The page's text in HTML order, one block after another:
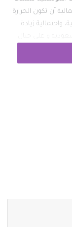
أن تكون الحرارة
زيادة